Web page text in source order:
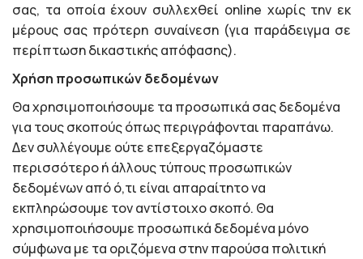
σας, τα οποία έχουν συλλεχθεί online χωρίς την εκ
μέρους σας πρότερη συναίνεση (για παράδειγμα σε
περίπτωση δικαστικής απόφασης).
Χρήση προσωπικών δεδομένων
Θα χρησιμοποιήσουμε τα προσωπικά σας δεδομένα
για τους σκοπούς όπως περιγράφονται παραπάνω.
Δεν συλλέγουμε ούτε επεξεργαζόμαστε
περισσότερο ή άλλους τύπους προσωπικών
δεδομένων από ό,τι είναι απαραίτητο να
εκπληρώσουμε τον αντίστοιχο σκοπό. Θα
χρησιμοποιήσουμε προσωπικά δεδομένα μόνο
σύμφωνα με τα οριζόμενα στην παρούσα πολιτική